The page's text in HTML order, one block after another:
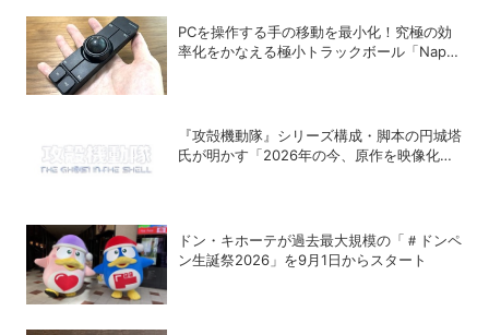
PCを操作する手の移動を最小化！究極の効
率化をかなえる極小トラックボール「Nape
『攻殻機動隊』シリーズ構成・脚本の円城塔
氏が明かす「2026年の今、原作を映像化す
ドン・キホーテが過去最大規模の「＃ドンペ
ン生誕祭2026」を9月1日からスタート